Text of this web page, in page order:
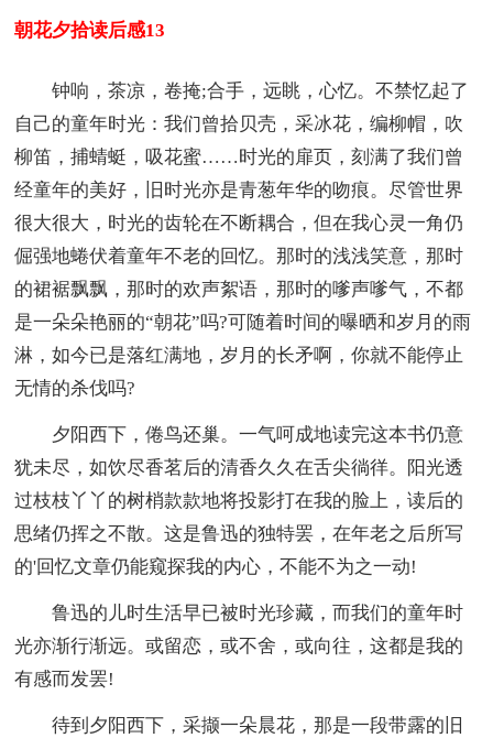
朝花夕拾读后感13
钟响，茶凉，卷掩;合手，远眺，心忆。不禁忆起了
自己的童年时光：我们曾拾贝壳，采冰花，编柳帽，吹
柳笛，捕蜻蜓，吸花蜜……时光的扉页，刻满了我们曾
经童年的美好，旧时光亦是青葱年华的吻痕。尽管世界
很大很大，时光的齿轮在不断耦合，但在我心灵一角仍
倔强地蜷伏着童年不老的回忆。那时的浅浅笑意，那时
的裙裾飘飘，那时的欢声絮语，那时的嗲声嗲气，不都
是一朵朵艳丽的“朝花”吗?可随着时间的曝晒和岁月的雨
淋，如今已是落红满地，岁月的长矛啊，你就不能停止
无情的杀伐吗?
夕阳西下，倦鸟还巢。一气呵成地读完这本书仍意
犹未尽，如饮尽香茗后的清香久久在舌尖徜徉。阳光透
过枝枝丫丫的树梢款款地将投影打在我的脸上，读后的
思绪仍挥之不散。这是鲁迅的独特罢，在年老之后所写
的'回忆文章仍能窥探我的内心，不能不为之一动!
鲁迅的儿时生活早已被时光珍藏，而我们的童年时
光亦渐行渐远。或留恋，或不舍，或向往，这都是我的
有感而发罢!
待到夕阳西下，采撷一朵晨花，那是一段带露的旧